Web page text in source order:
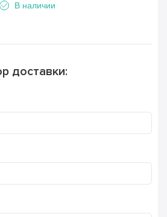
В наличии
доставки: